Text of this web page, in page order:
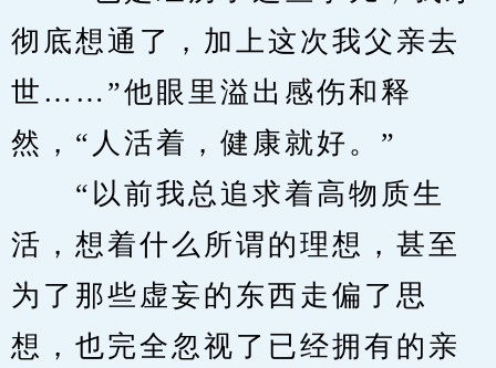
彻底想通了，加上这次我父亲去
世……”他眼里溢出感伤和释
然，“人活着，健康就好。”
“以前我总追求着高物质生
活，想着什么所谓的理想，甚至
为了那些虚妄的东西走偏了思
想，也完全忽视了已经拥有的亲